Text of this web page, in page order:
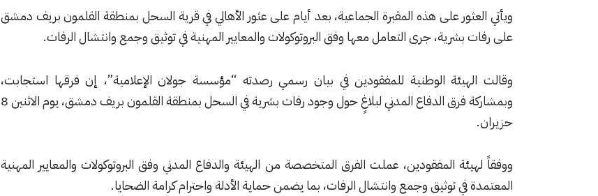
ويأتي العثور على هذه المقبرة الجماعية، بعد أيام على عثور الأهالي في قرية السحل بمنطقة القلمون بريف دمشق
على رفات بشرية، جرى التعامل معها وفق البروتوكولات والمعايير المهنية في توثيق وجمع وانتشال الرفات.
وقالت الهيئة الوطنية للمفقودين في بيان رسمي رصدته “مؤسسة جولان الإعلامية”، إن فرقها استجابت،
وبمشاركة فرق الدفاع المدني لبلاغٍ حول وجود رفات بشرية في السحل بمنطقة القلمون بريف دمشق، يوم الاثنين 8
حزيران.
ووفقاً لهيئة المفقودين، عملت الفرق المتخصصة من الهيئة والدفاع المدني وفق البروتوكولات والمعايير المهنية
المعتمدة في توثيق وجمع وانتشال الرفات، بما يضمن حماية الأدلة واحترام كرامة الضحايا.